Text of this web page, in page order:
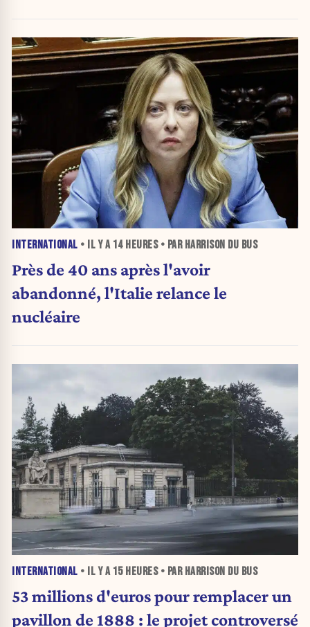
INTERNATIONAL • IL Y A 14 HEURES• PAR HARRISON DU BUS
Près de 40 ans après l'avoir
abandonné, l'Italie relance le
nucléaire
INTERNATIONAL • IL Y A 15 HEURES• PAR HARRISON DU BUS
53 millions d'euros pour remplacer un
pavillon de 1888 : le projet controversé